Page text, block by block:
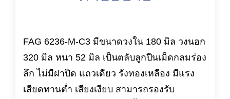
FAG 6236-M-C3 มีขนาดวงใน 180 มิล วงนอก
320 มิล หนา 52 มิล เป็นตลับลูกปืนเม็ดกลมร่อง
ลึก ไม่มีฝาปิด แถวเดียว รังทองเหลือง มีแรง
เสียดทานต่ำ เสียงเงียบ สามารถรองรับ